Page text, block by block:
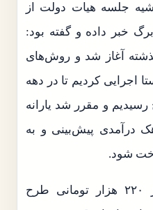
جلسه هیات دولت از
خبر داده و گفته بود:
آغاز شد و روش‌های
اجرایی کردیم تا در دهه
و مقرر شد یارانه
و مضاعف برای ۷ دهک درآمدی پیش‌بینی و به
شود.
۱۸ اسفند؛ واریز دومین شارژ ۲۲۰ هزار تومانی طرح